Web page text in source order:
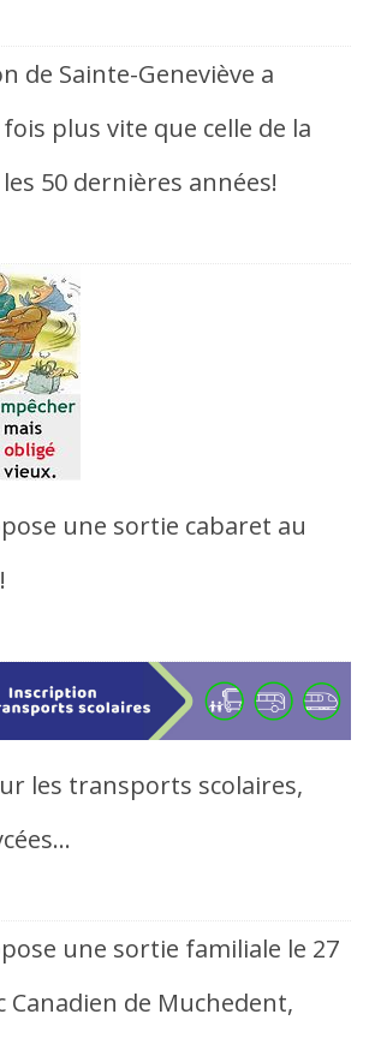
de Sainte-Geneviève a
plus vite que celle de la
50 dernières années!
une sortie cabaret au
les transports scolaires,
une sortie familiale le 27
Canadien de Muchedent,